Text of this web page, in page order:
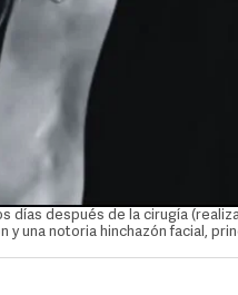
días después de la cirugía
una notoria hinchazón facial,